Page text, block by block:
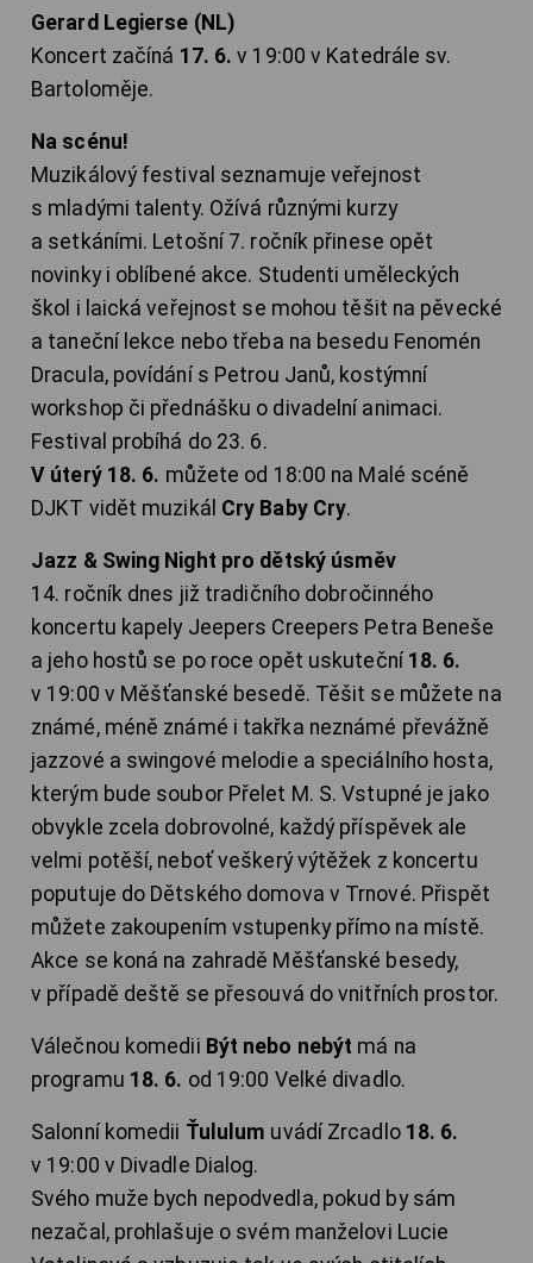
Gerard Legierse (NL)
Koncert začíná 17. 6. v 19:00 v Katedrále sv.
Bartoloměje.
Na scénu!
Muzikálový festival seznamuje veřejnost
s mladými talenty. Ožívá různými kurzy
a setkáními. Letošní 7. ročník přinese opět
novinky i oblíbené akce. Studenti uměleckých
škol i laická veřejnost se mohou těšit na pěvecké
a taneční lekce nebo třeba na besedu Fenomén
Dracula, povídání s Petrou Janů, kostýmní
workshop či přednášku o divadelní animaci.
Festival probíhá do 23. 6.
V úterý 18. 6. můžete od 18:00 na Malé scéně
DJKT vidět muzikál Cry Baby Cry.
Jazz & Swing Night pro dětský úsměv
14. ročník dnes již tradičního dobročinného
koncertu kapely Jeepers Creepers Petra Beneše
a jeho hostů se po roce opět uskuteční 18. 6.
v 19:00 v Měšťanské besedě. Těšit se můžete na
známé, méně známé i takřka neznámé převážně
jazzové a swingové melodie a speciálního hosta,
kterým bude soubor Přelet M. S. Vstupné je jako
obvykle zcela dobrovolné, každý příspěvek ale
velmi potěší, neboť veškerý výtěžek z koncertu
poputuje do Dětského domova v Trnové. Přispět
můžete zakoupením vstupenky přímo na místě.
Akce se koná na zahradě Měšťanské besedy,
v případě deště se přesouvá do vnitřních prostor.
Válečnou komedii Být nebo nebýt má na
programu 18. 6. od 19:00 Velké divadlo.
Salonní komedii Ťululum uvádí Zrcadlo 18. 6.
v 19:00 v Divadle Dialog.
Svého muže bych nepodvedla, pokud by sám
nezačal, prohlašuje o svém manželovi Lucie